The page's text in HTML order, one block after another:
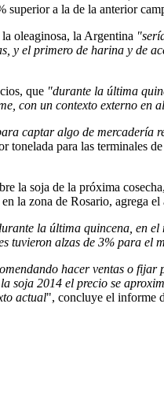
superior a la de la anterior
oleaginosa, la Argentina
y el primero de harina y de
que "durante la última
con un contexto externo en
captar algo de mercadería
tonelada para las terminales
la soja de la próxima
la zona de Rosario, agrega el
la última quincena, en el
tuvieron alzas de 3% para el
hacer ventas o fijar
soja 2014 el precio se
actual", concluye el informe